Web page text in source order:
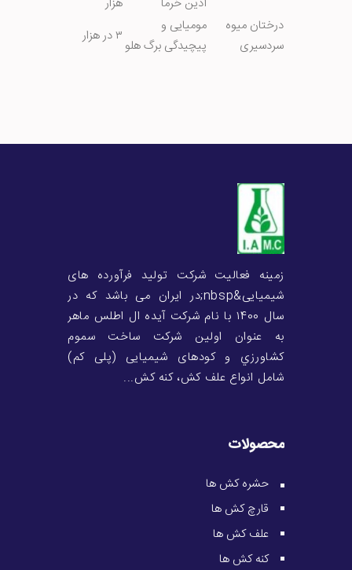
درختان میوه
سردسیری
مومیایی و
پیچیدگی برگ هلو
۳ در هزار
زمینه فعالیت شرکت تولید فرآورده های
شیمیایی&nbsp;در ایران می باشد که در
سال ۱400 با نام شرکت آیده ال اطلس ماهر
به عنوان اولین شرکت ساخت سموم
کشاورزي و کودهای شیمیایی (پلی کم)
شامل انواع علف کش، کنه کش...
محصولات
حشره کش ها
قارچ کش ها
علف کش ها
کنه کش ها